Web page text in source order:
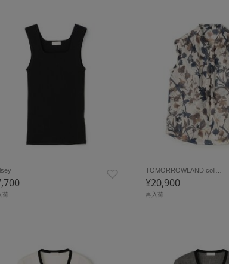
荷
TOMORROWLAND coll…
¥20,900
再入荷